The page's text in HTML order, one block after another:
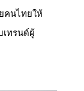
คนไทยให้
เทรนด์ผู้